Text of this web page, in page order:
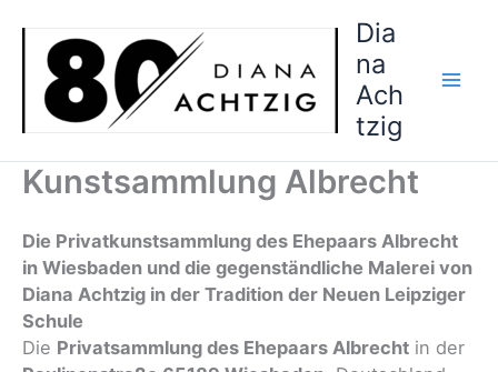
springen
Dia
na
Ach
tzig
Kunstsammlung Albrecht
Die Privatkunstsammlung des Ehepaars Albrecht
in Wiesbaden und die gegenständliche Malerei von
Diana Achtzig in der Tradition der Neuen Leipziger
Schule
Die Privatsammlung des Ehepaars Albrecht in der